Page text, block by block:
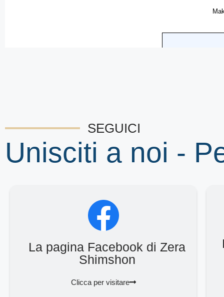
SEGUICI
Unisciti a noi -
La pagina Facebook di Zera
Shimshon
Clicca per visitare